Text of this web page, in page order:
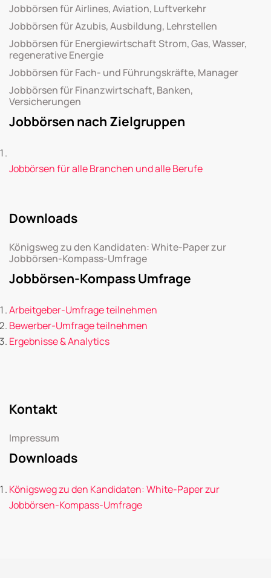
Jobbörsen für Airlines, Aviation, Luftverkehr
Jobbörsen für Azubis, Ausbildung, Lehrstellen
Jobbörsen für Energiewirtschaft Strom, Gas, Wasser,
regenerative Energie
Jobbörsen für Fach- und Führungskräfte, Manager
Jobbörsen für Finanzwirtschaft, Banken,
Versicherungen
Jobbörsen nach Zielgruppen
Jobbörsen für alle Branchen und alle Berufe
Downloads
Königsweg zu den Kandidaten: White-Paper zur
Jobbörsen-Kompass-Umfrage
Jobbörsen-Kompass Umfrage
Arbeitgeber-Umfrage teilnehmen
Bewerber-Umfrage teilnehmen
Ergebnisse & Analytics
Kontakt
Impressum
Downloads
Königsweg zu den Kandidaten: White-Paper zur
Jobbörsen-Kompass-Umfrage